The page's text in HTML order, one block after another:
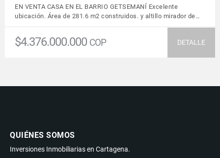
EN VENTA CASA EN EL BARRIO GETSEMANÍ Excelente
ubicación. Área de 281.6 m2 construidos. y altillo mirador de…
$4.376.000.000 COP DETALLE
QUIÉNES SOMOS
Inversiones Inmobiliarias en Cartagena.